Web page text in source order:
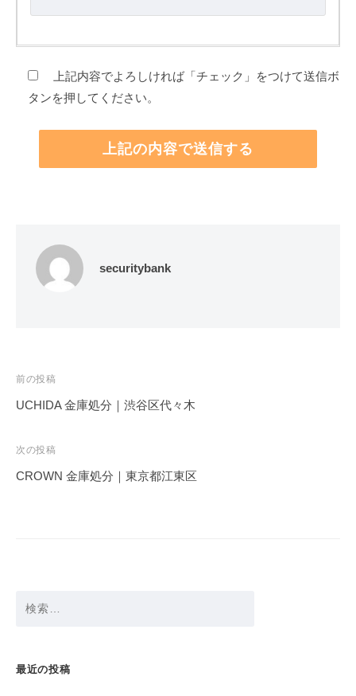
上記内容でよろしければ「チェック」をつけて送信ボ
タンを押してください。
securitybank
投
稿
ビ
ゲ
前の投稿
UCHIDA 金庫処分｜渋谷区代々木
次の投稿
CROWN 金庫処分｜東京都江東区
最近の投稿